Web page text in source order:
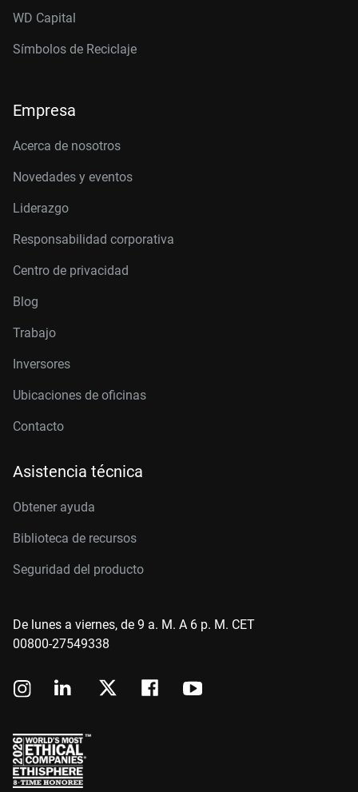
WD Capital
Símbolos de Reciclaje
Empresa
Acerca de nosotros
Novedades y eventos
Liderazgo
Responsabilidad corporativa
Centro de privacidad
Blog
Trabajo
Inversores
Ubicaciones de oficinas
Contacto
Asistencia técnica
Obtener ayuda
Biblioteca de recursos
Seguridad del producto
De lunes a viernes, de 9 a. M. A 6 p. M. CET
00800-27549338